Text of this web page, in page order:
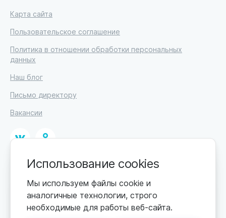
Карта сайта
Пользовательское соглашение
Политика в отношении обработки персональных
данных
Наш блог
Письмо директору
Вакансии
© 2026. Москва, ул. Кржижановского, 29, корп. 1.
ИП Высоцкий Дмитрий Петрович, ИНН 233610721148
Цены обновляются по мере поступления новой
информации. Точную стоимость уточняйте у
Использование cookies
Мы используем файлы cookie и
аналогичные технологии, строго
необходимые для работы веб-сайта.